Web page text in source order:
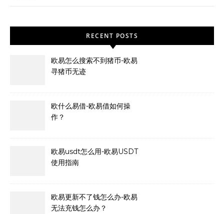
RECENT POSTS
欧易怎么搜索不到猪币-欧易
寻猪币无迹
欧什么易借-欧易借如何操
作？
欧易usdt怎么用-欧易USDT
使用指南
欧易更新不了钱怎么办-欧易
无法充钱怎么办？